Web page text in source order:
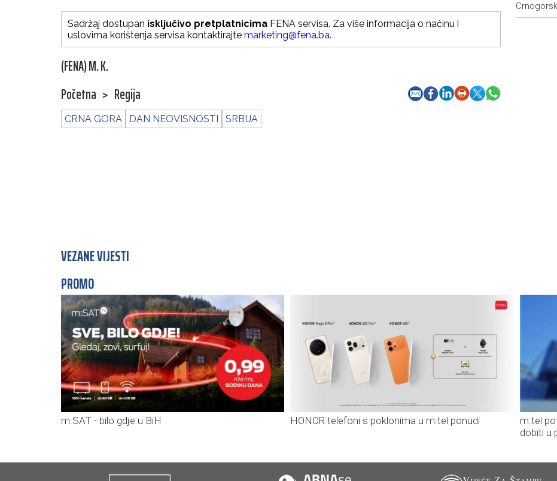
Sadržaj dostupan isključivo pretplatnicima FENA servisa. Za više informacija o načinu i
uslovima korištenja servisa kontaktirajte marketing@fena.ba.
(FENA) M. K.
Početna > Regija
CRNA GORA DAN NEOVISNOSTI SRBIJA
VEZANE VIJESTI
PROMO
m:SAT - bilo gdje u BiH HONOR telefoni s poklonima u m:tel ponudi
m:tel
dobiti u